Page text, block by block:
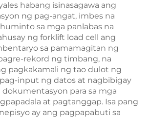
habang isinasagawa ang
ng pag-angat, imbes na
sa mga panlabas na
ng forklift load cell ang
sa pamamagitan ng
rekord ng timbang, na
pagkakamali ng tao dulot ng
input ng datos at nagbibigay
dokumentasyon para sa mga
at pagtanggap. Isa pang
ay ang pagpapabuti sa